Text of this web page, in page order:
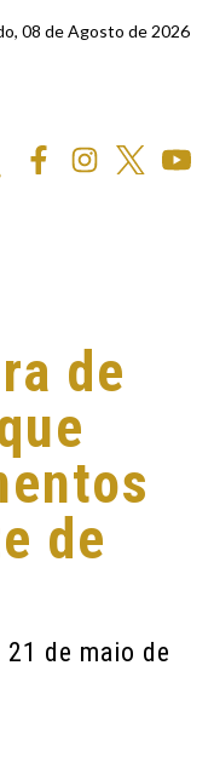
08 de Agosto de 2026
de
de
21 de maio de